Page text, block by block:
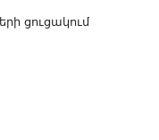
ցուցակում